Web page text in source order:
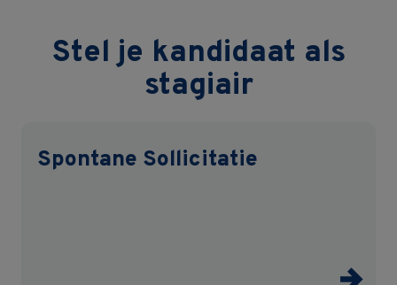
Stel je kandidaat als
stagiair
Spontane Sollicitatie